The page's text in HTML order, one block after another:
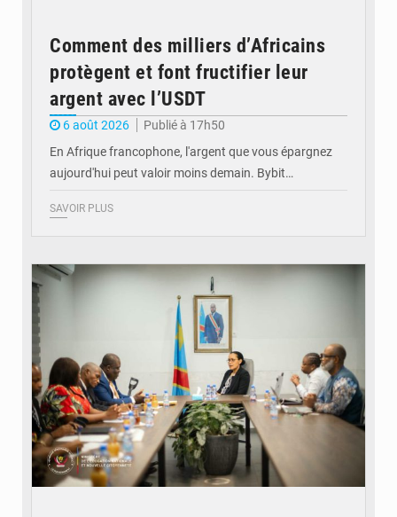
Comment des milliers d’Africains
protègent et font fructifier leur
argent avec l’USDT
6 août 2026
Publié à 17h50
En Afrique francophone, l'argent que vous épargnez
aujourd'hui peut valoir moins demain. Bybit…
SAVOIR PLUS